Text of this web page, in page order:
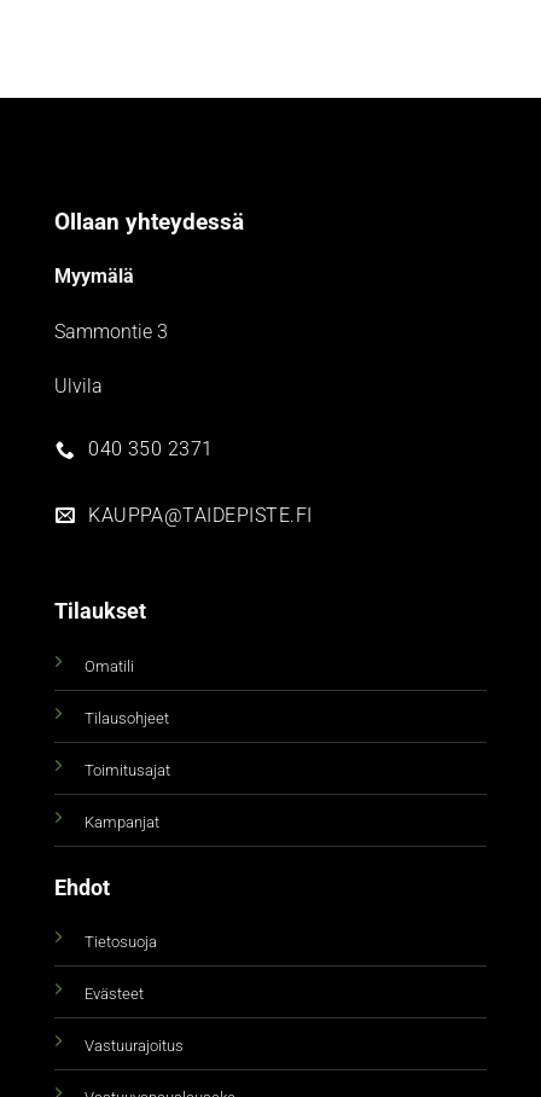
Ollaan yhteydessä
Myymälä
Sammontie 3
Ulvila
040 350 2371
KAUPPA@TAIDEPISTE.FI
Tilaukset
Omatili
Tilausohjeet
Toimitusajat
Kampanjat
Ehdot
Tietosuoja
Evästeet
Vastuurajoitus